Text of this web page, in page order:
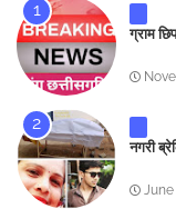
ग्राम
नगरी
June